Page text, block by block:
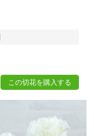
この切花を購入する